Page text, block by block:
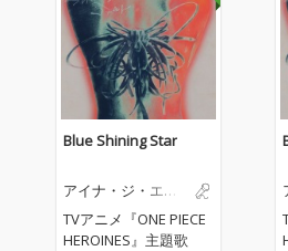
Blue Shining Star
アイナ・ジ・エン
TVアニメ『ONE PIECE
HEROINES』主題歌